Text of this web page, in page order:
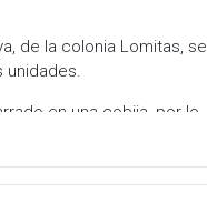
de la colonia Lomitas, se
unidades.
en una cobija, por lo
para realizar la